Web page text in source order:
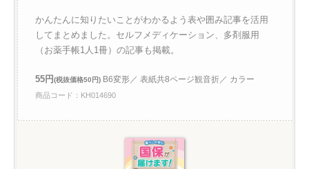
かんたんに知りたいことがわかるよう表や囲み記事を活用
してまとめました。セルフメディケーション、多剤服用
（お薬手帳1人1冊）の記事も掲載。
55円(税抜価格50円) B6変形／ 表紙共8ページ観音折／ カラー
商品コード：KH014690